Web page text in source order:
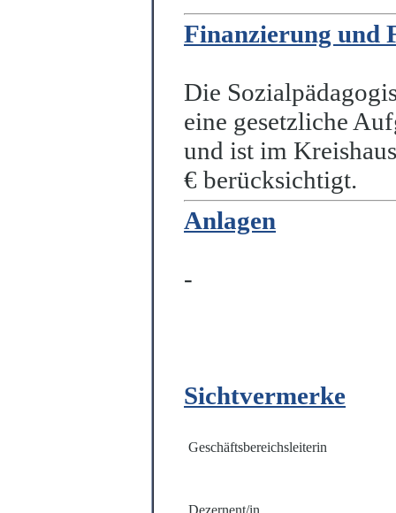
Finanzierung und
Die
eine gesetzliche
und ist im
€ berücksichtigt.
Anlagen
-
Sichtvermerke
Geschäftsbereichsleiterin
Dezernent/in